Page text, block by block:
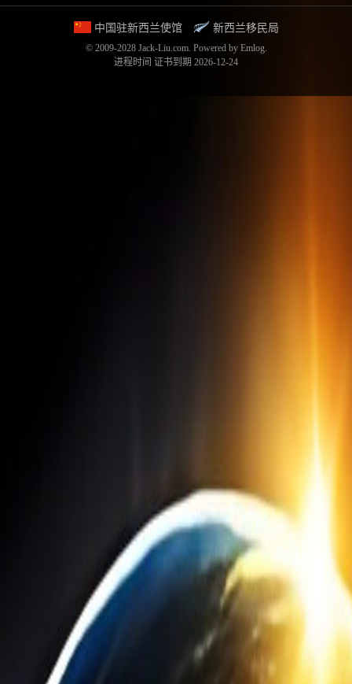
中国驻新西兰使馆 新西兰移民局
© 2009-2028 Jack-Liu.com. Powered by Emlog.
进程时间 证书到期 2026-12-24